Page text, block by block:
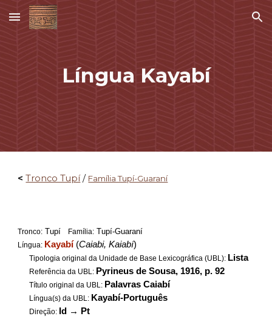
Skip to main content Skip to navigation
Língua Kayabí
< Tronco Tupí/ Família Tupí-Guaraní
Tronco: Tupí Família: Tupí-Guaraní
Língua: Kayabí (Caiabi, Kaiabí)
Tipologia original da Unidade de Base Lexicográfica (UBL): Lista
Referência da UBL: Pyrineus de Sousa, 1916, p. 92
Título original da UBL: Palavras Caiabí
Língua(s) da UBL: Kayabí-Português
Direção: Id → Pt